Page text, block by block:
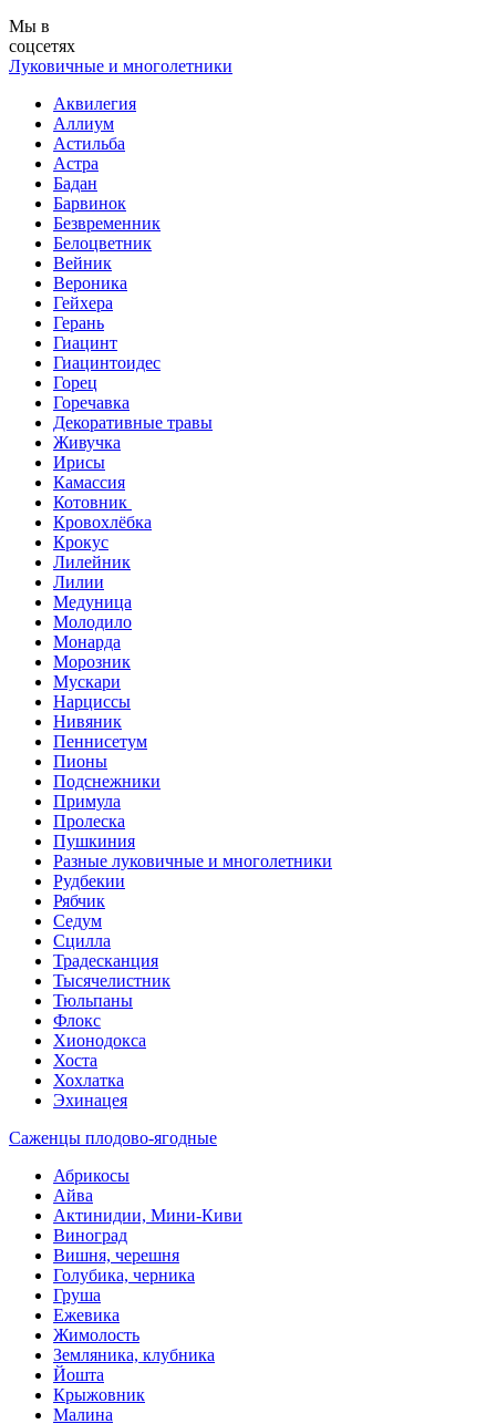
Мы в
соцсетях
Луковичные и многолетники
Аквилегия
Аллиум
Астильба
Астра
Бадан
Барвинок
Безвременник
Белоцветник
Вейник
Вероника
Гейхера
Герань
Гиацинт
Гиацинтоидес
Горец
Горечавка
Декоративные травы
Живучка
Ирисы
Камассия
Котовник
Кровохлёбка
Крокус
Лилейник
Лилии
Медуница
Молодило
Монарда
Морозник
Мускари
Нарциссы
Нивяник
Пеннисетум
Пионы
Подснежники
Примула
Пролеска
Пушкиния
Разные луковичные и многолетники
Рудбекии
Рябчик
Седум
Сцилла
Традесканция
Тысячелистник
Тюльпаны
Флокс
Хионодокса
Хоста
Хохлатка
Эхинацея
Саженцы плодово-ягодные
Абрикосы
Айва
Актинидии, Мини-Киви
Виноград
Вишня, черешня
Голубика, черника
Груша
Ежевика
Жимолость
Земляника, клубника
Йошта
Крыжовник
Малина